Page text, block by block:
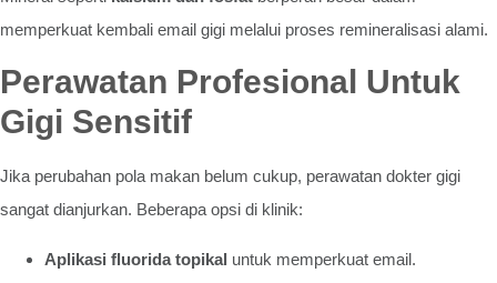
memperkuat kembali email gigi melalui proses remineralisasi alami.
Perawatan Profesional Untuk
Gigi Sensitif
Jika perubahan pola makan belum cukup, perawatan dokter gigi
sangat dianjurkan. Beberapa opsi di klinik:
Aplikasi fluorida topikal untuk memperkuat email.